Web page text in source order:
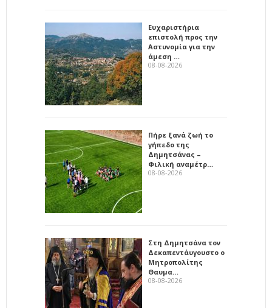
Ευχαριστήρια
επιστολή προς την
Αστυνομία για την
άμεση …
08-08-2026
Πήρε ξανά ζωή το
γήπεδο της
Δημητσάνας –
Φιλική αναμέτρ…
08-08-2026
Στη Δημητσάνα τον
Δεκαπεντάυγουστο ο
Μητροπολίτης
Θαυμα…
08-08-2026